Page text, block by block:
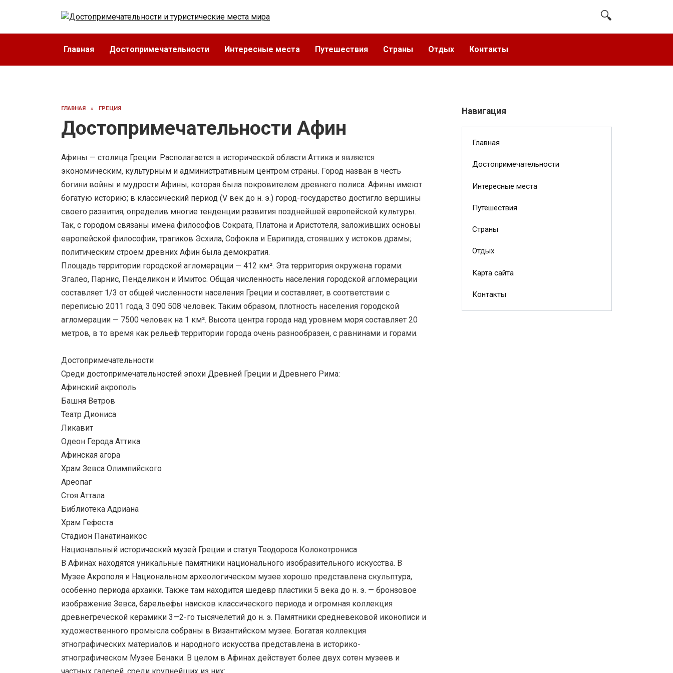
Главная Достопримечательности Интересные места Путешествия Страны Отдых Контакты
ГЛАВНАЯ » ГРЕЦИЯ
Достопримечательности Афин
Афины — столица Греции. Располагается в исторической области Аттика и является
экономическим, культурным и административным центром страны. Город назван в честь
богини войны и мудрости Афины, которая была покровителем древнего полиса. Афины имеют
богатую историю; в классический период (V век до н. э.) город-государство достигло вершины
своего развития, определив многие тенденции развития позднейшей европейской культуры.
Так, с городом связаны имена философов Сократа, Платона и Аристотеля, заложивших основы
европейской философии, трагиков Эсхила, Софокла и Еврипида, стоявших у истоков драмы;
политическим строем древних Афин была демократия.
Площадь территории городской агломерации — 412 км². Эта территория окружена горами:
Эгалео, Парнис, Пенделикон и Имитос. Общая численность населения городской агломерации
составляет 1/3 от общей численности населения Греции и составляет, в соответствии с
переписью 2011 года, 3 090 508 человек. Таким образом, плотность населения городской
агломерации — 7500 человек на 1 км². Высота центра города над уровнем моря составляет 20
метров, в то время как рельеф территории города очень разнообразен, с равнинами и горами.
Достопримечательности
Среди достопримечательностей эпохи Древней Греции и Древнего Рима:
Афинский акрополь
Башня Ветров
Театр Диониса
Ликавит
Одеон Герода Аттика
Афинская агора
Храм Зевса Олимпийского
Ареопаг
Стоя Аттала
Библиотека Адриана
Храм Гефеста
Стадион Панатинаикос
Национальный исторический музей Греции и статуя Теодороса Колокотрониса
В Афинах находятся уникальные памятники национального изобразительного искусства. В
Музее Акрополя и Национальном археологическом музее хорошо представлена скульптура,
особенно периода архаики. Также там находится шедевр пластики 5 века до н. э. — бронзовое
изображение Зевса, барельефы наисков классического периода и огромная коллекция
древнегреческой керамики 3—2-го тысячелетий до н. э. Памятники средневековой иконописи и
художественного промысла собраны в Византийском музее. Богатая коллекция
этнографических материалов и народного искусства представлена в историко-
этнографическом Музее Бенаки. В целом в Афинах действует более двух сотен музеев и
Навигация
Главная
Достопримечательности
Интересные места
Путешествия
Страны
Отдых
Карта сайта
Контакты